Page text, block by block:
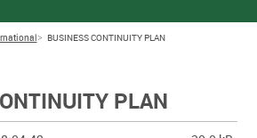
BUSINESS CONTINUITY PLAN
PLAN